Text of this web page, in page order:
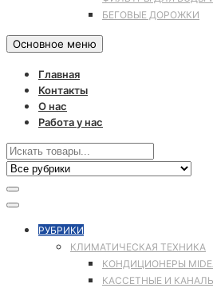
БЕГОВЫЕ ДОРОЖКИ
Основное меню
Главная
Контакты
О нас
Работа у нас
РУБРИКИ
КЛИМАТИЧЕСКАЯ ТЕХНИКА
КОНДИЦИОНЕРЫ
КАССЕТНЫЕ И